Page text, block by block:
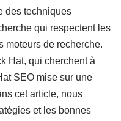
des techniques
qui respectent les
moteurs de recherche.
Hat, qui cherchent à
SEO mise sur une
cet article, nous
et les bonnes